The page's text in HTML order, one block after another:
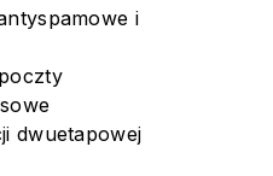
i
dwuetapowej